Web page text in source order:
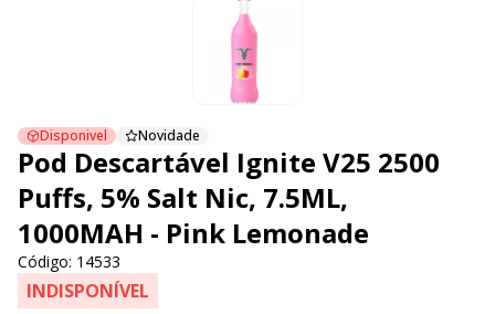
Disponivel Novidade
Pod Descartável Ignite V25 2500
Puffs, 5% Salt Nic, 7.5ML,
1000MAH - Pink Lemonade
Código: 14533
INDISPONÍVEL